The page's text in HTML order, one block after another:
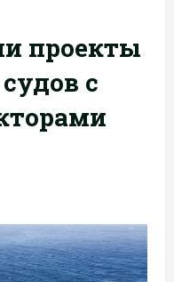
проекты
с